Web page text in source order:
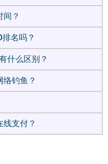
间？
名吗？
什么区别？
络钓鱼？
线支付？